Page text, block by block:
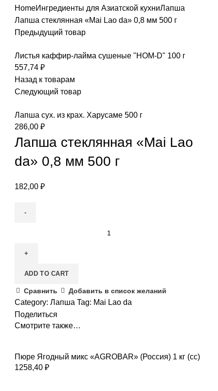
HomeИнгредиенты для Азиатской кухниЛапша
Лапша стеклянная «Mai Lao da» 0,8 мм 500 г
Предыдущий товар
Листья каффир-лайма сушеные "HOM-D" 100 г
557,74 ₽
Назад к товарам
Следующий товар
Лапша сух. из крах. Харусаме 500 г
286,00 ₽
Лапша стеклянная «Mai Lao
da» 0,8 мм 500 г
182,00 ₽
"Mai
da"
0,8
мм
500
г
ADD TO CART
Сравнить Добавить в список желаний
Category: Лапша Tag: Mai Lao da
Поделиться
Смотрите также…
Пюре Ягодный микс «AGROBAR» (Россия) 1 кг (сс)
1258,40 ₽